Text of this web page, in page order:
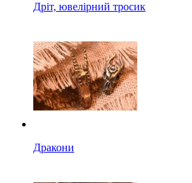
Дріт, ювелірний тросик
Дракони